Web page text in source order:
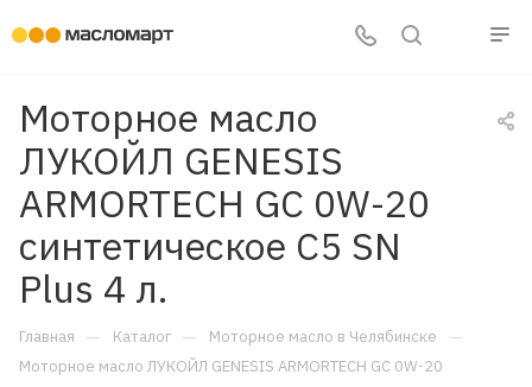
Моторное масло
ЛУКОЙЛ GENESIS
ARMORTECH GC 0W-20
синтетическое C5 SN
Plus 4 л.
Главная — Каталог — Моторное масло в Челябинске —
Моторное масло ЛУКОЙЛ GENESIS ARMORTECH GC 0W-20